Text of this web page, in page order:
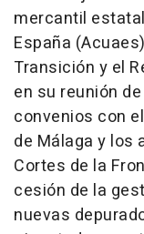
mercantil
España
Transición y el
en su reunión
convenios con
de Málaga y los
Cortes de la
cesión de la
nuevas